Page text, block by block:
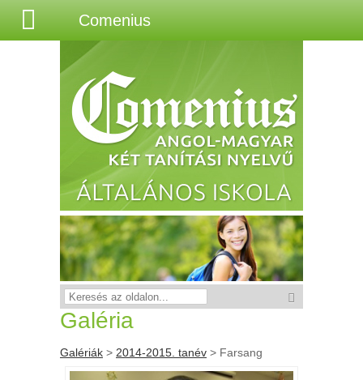
Comenius
Galéria
Galériák > 2014-2015. tanév > Farsang